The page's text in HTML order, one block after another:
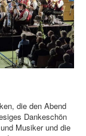
die den Abend
Dankeschön
Musiker und die